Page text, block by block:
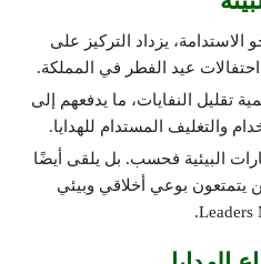
الاستدامة، يزداد التركيز على
عيد الفطر في المملكة.
تقليل النفايات، ما يدفعهم إلى
والتغليف المستدام للهدايا.
البيئية فحسب. بل يلقى أيضًا
يتمتعون بوعي أخلاقي وبيئي